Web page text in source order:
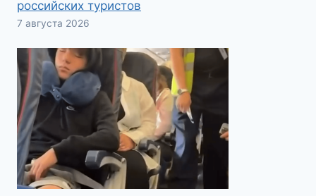
российских туристов
7 августа 2026